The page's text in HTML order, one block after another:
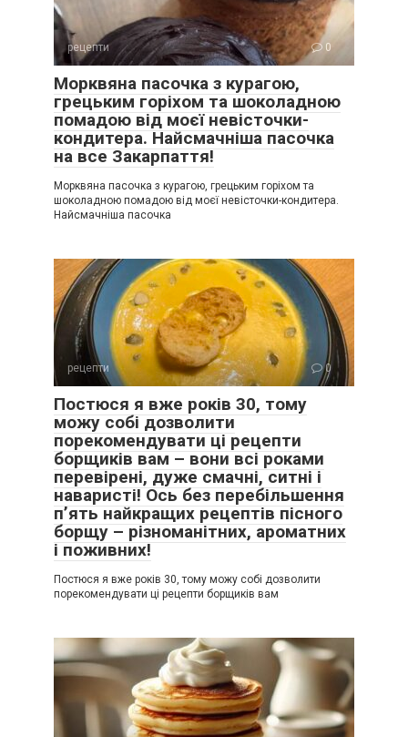
рецепти 0
Морквяна пасочка з курагою,
грецьким горіхом та шоколадною
помадою від моєї невісточки-
кондитера. Найсмачніша пасочка
на все Закарпаття!
Морквяна пасочка з курагою, грецьким горіхом та
шоколадною помадою від моєї невісточки-кондитера.
Найсмачніша пасочка
рецепти 0
Постюся я вже років 30, тому
можу собі дозволити
порекомендувати ці рецепти
борщиків вам – вони всі роками
перевірені, дуже смачні, ситні і
наваристі! Ось без перебільшення
п’ять найкращих рецептів пісного
борщу – різноманітних, ароматних
і поживних!
Постюся я вже років 30, тому можу собі дозволити
порекомендувати ці рецепти борщиків вам